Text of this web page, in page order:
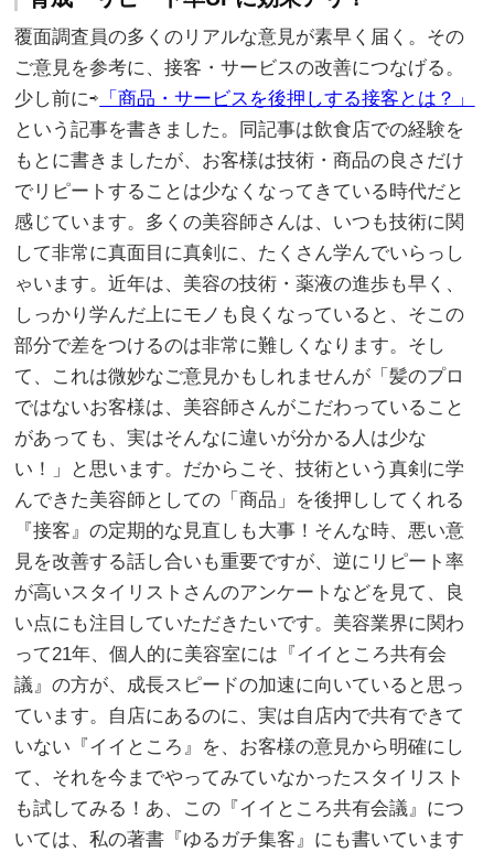
覆面調査員の多くのリアルな意見が素早く届く。その
ご意見を参考に、接客・サービスの改善につなげる。
少し前に⇨ 「商品・サービスを後押しする接客とは？」
という記事を書きました。同記事は飲食店での経験を
もとに書きましたが、お客様は技術・商品の良さだけ
でリピートすることは少なくなってきている時代だと
感じています。多くの美容師さんは、いつも技術に関
して非常に真面目に真剣に、たくさん学んでいらっし
ゃいます。近年は、美容の技術・薬液の進歩も早く、
しっかり学んだ上にモノも良くなっていると、そこの
部分で差をつけるのは非常に難しくなります。そし
て、これは微妙なご意見かもしれませんが「髪のプロ
ではないお客様は、美容師さんがこだわっていること
があっても、実はそんなに違いが分かる人は少な
い！」と思います。だからこそ、技術という真剣に学
んできた美容師としての「商品」を後押ししてくれる
『接客』の定期的な見直しも大事！そんな時、悪い意
見を改善する話し合いも重要ですが、逆にリピート率
が高いスタイリストさんのアンケートなどを見て、良
い点にも注目していただきたいです。美容業界に関わ
って21年、個人的に美容室には『イイところ共有会
議』の方が、成長スピードの加速に向いていると思っ
ています。自店にあるのに、実は自店内で共有できて
いない『イイところ』を、お客様の意見から明確にし
て、それを今までやってみていなかったスタイリスト
も試してみる！あ、この『イイところ共有会議』につ
いては、私の著書『ゆるガチ集客』にも書いています